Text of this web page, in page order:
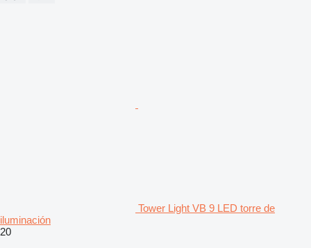
Tower Light VB 9 LED torre de
iluminación
20